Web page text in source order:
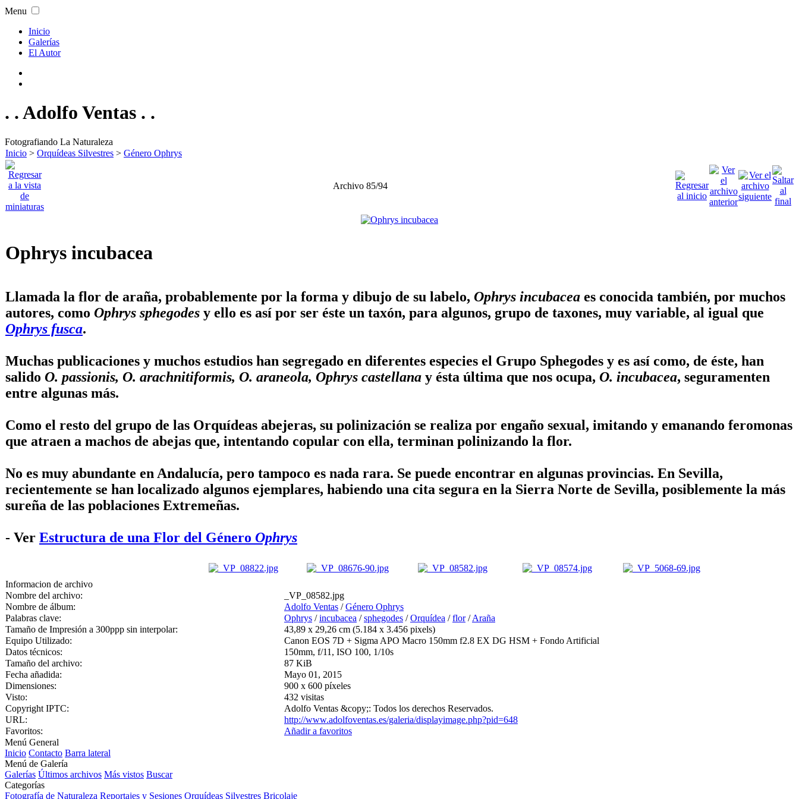
Menu
Inicio
Galerías
El Autor
. . Adolfo Ventas . .
Fotografiando La Naturaleza
Inicio > Orquídeas Silvestres > Género Ophrys
Archivo 85/94
Ophrys incubacea
Llamada la flor de araña, probablemente por la forma y dibujo de su labelo, Ophrys incubacea es conocida también, por muchos
autores, como Ophrys sphegodes y ello es así por ser éste un taxón, para algunos, grupo de taxones, muy variable, al igual que
Ophrys fusca.
Muchas publicaciones y muchos estudios han segregado en diferentes especies el Grupo Sphegodes y es así como, de éste, han
salido O. passionis, O. arachnitiformis, O. araneola, Ophrys castellana y ésta última que nos ocupa, O. incubacea, seguramenten
entre algunas más.
Como el resto del grupo de las Orquídeas abejeras, su polinización se realiza por engaño sexual, imitando y emanando feromonas
que atraen a machos de abejas que, intentando copular con ella, terminan polinizando la flor.
No es muy abundante en Andalucía, pero tampoco es nada rara. Se puede encontrar en algunas provincias. En Sevilla,
recientemente se han localizado algunos ejemplares, habiendo una cita segura en la Sierra Norte de Sevilla, posiblemente la más
sureña de las poblaciones Extremeñas.
- Ver Estructura de una Flor del Género Ophrys
Informacion de archivo
Nombre del archivo:
_VP_08582.jpg
Nombre de álbum:
Adolfo Ventas /Género Ophrys
Palabras clave:
Ophrys /incubacea /sphegodes /Orquídea /flor/Araña
Tamaño de Impresión a 300ppp sin interpolar:
43,89 x 29,26 cm (5.184 x 3.456 pixels)
Equipo Utilizado:
Canon EOS 7D + Sigma APO Macro 150mm f2.8 EX DG HSM + Fondo Artificial
Datos técnicos:
150mm, f/11, ISO 100, 1/10s
Tamaño del archivo:
87 KiB
Fecha añadida:
Mayo 01, 2015
Dimensiones:
900 x 600 píxeles
Visto:
432 visitas
Copyright IPTC:
Adolfo Ventas &copy;: Todos los derechos Reservados.
URL:
http://www.adolfoventas.es/galeria/displayimage.php?pid=648
Favoritos:
Añadir a favoritos
Menú General
Inicio Contacto Barra lateral
Menú de Galería
Galerías Últimos archivos Más vistos Buscar
Categorías
Fotografía de Naturaleza Reportajes y Sesiones Orquídeas Silvestres Bricolaje